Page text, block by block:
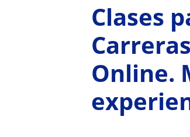
Clases
Online.